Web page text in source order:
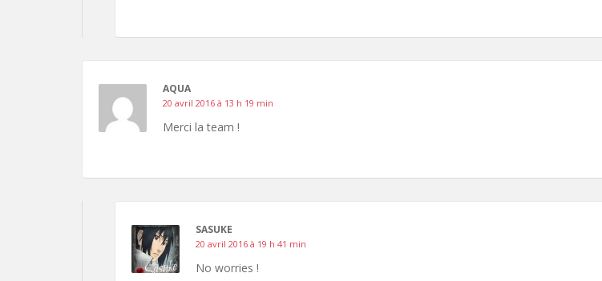
AQUA
20 avril 2016 à 13 h 19 min
Merci la team !
SASUKE
20 avril 2016 à 19 h 41 min
No worries !